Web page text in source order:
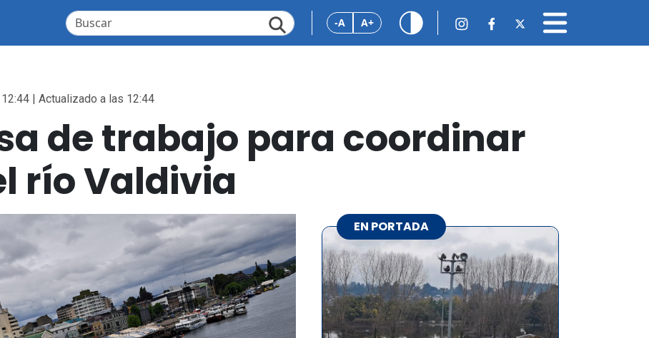
-A A+
| Actualizado a las 12:44
de trabajo para coordinar
río Valdivia
EN PORTADA